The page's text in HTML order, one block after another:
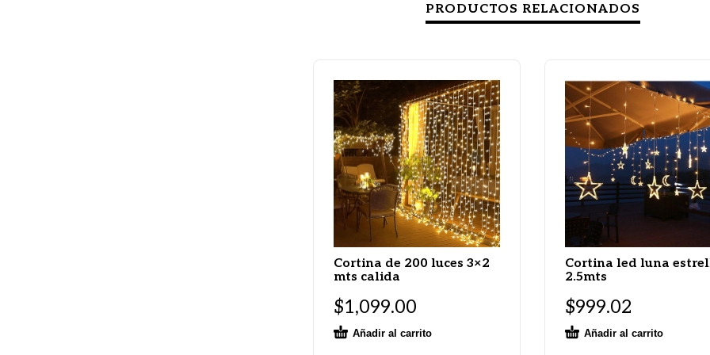
PRODUCTOS RELACIONADOS
Cortina de 200 luces 3×2
mts calida
$1,099.00
Añadir al carrito
Cortina led luna
2.5mts
$999.02
Añadir al carrito